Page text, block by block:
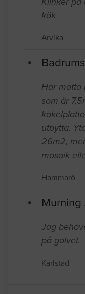
kök
Arvika
Har matta
som är
utbytta.
26m2,
mosaik
Hammarö
Jag
på golvet.
Karlstad